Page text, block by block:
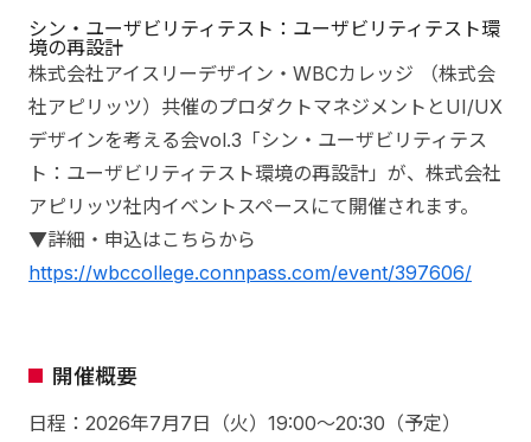
シン・ユーザビリティテスト：ユーザビリティテスト環
境の再設計
株式会社アイスリーデザイン・WBCカレッジ （株式会
社アピリッツ）共催のプロダクトマネジメントとUI/UX
デザインを考える会vol.3「シン・ユーザビリティテス
ト：ユーザビリティテスト環境の再設計」が、株式会社
アピリッツ社内イベントスペースにて開催されます。
▼詳細・申込はこちらから
https://wbccollege.connpass.com/event/397606/
開催概要
日程：2026年7月7日（火）19:00～20:30（予定）